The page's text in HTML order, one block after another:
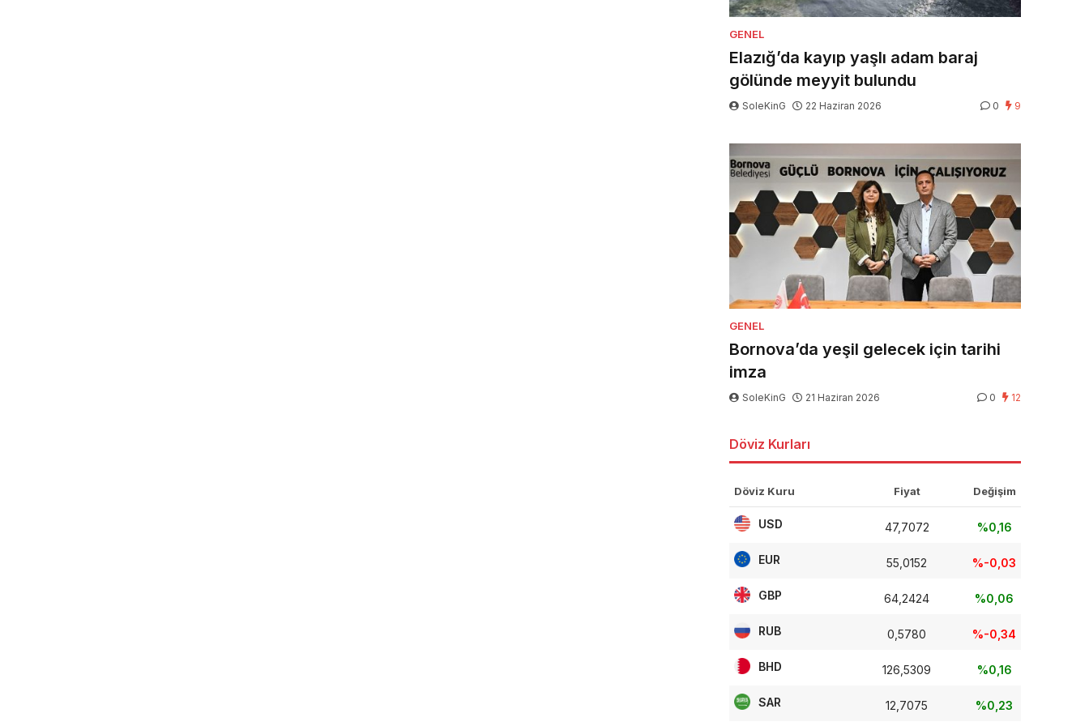
GENEL
Elazığ’da kayıp yaşlı adam baraj
gölünde meyyit bulundu
SoleKinG 22 Haziran 2026 0 9
GENEL
Bornova’da yeşil gelecek için tarihi
imza
SoleKinG 21 Haziran 2026 0 12
Döviz Kurları
Döviz Kuru Fiyat Değişim
USD 47,7072 %0,16
EUR 55,0152 %-0,03
GBP 64,2424 %0,06
RUB 0,5780 %-0,34
BHD 126,5309 %0,16
SAR 12,7075 %0,23